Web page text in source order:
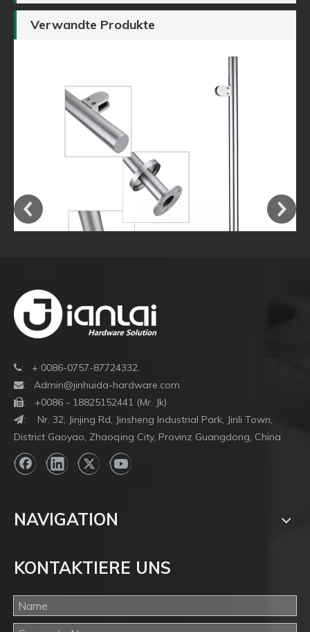
Verwandte Produkte
Geländerzubehör aus Edelstahl, Balustraden-
: + 0086-0757-87724332.
: Admin@jinhuida-hardware.com
: +0086 - 18825152441 (Mr. Jk)
: Nr. 32, Jinjing Rd, Jinsheng Industrial Park, Jinli Town,
District Gaoyao, Zhaoqing City, Provinz Guangdong, China
NAVIGATION
KONTAKTIERE UNS